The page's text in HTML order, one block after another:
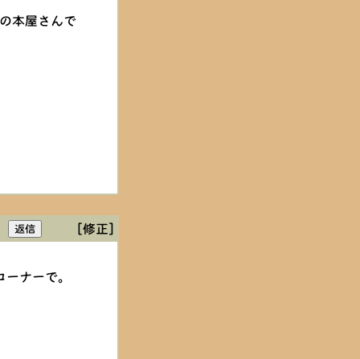
本屋さんで
[修正]
ナーで。